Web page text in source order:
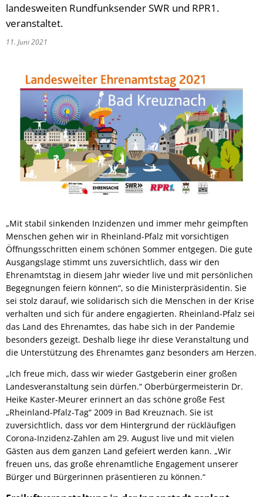
landesweiten Rundfunksender SWR und RPR1.
veranstaltet.
11. Juni 2021
„Mit stabil sinkenden Inzidenzen und immer mehr geimpften
Menschen gehen wir in Rheinland-Pfalz mit vorsichtigen
Öffnungsschritten einem schönen Sommer entgegen. Die gute
Ausgangslage stimmt uns zuversichtlich, dass wir den
Ehrenamtstag in diesem Jahr wieder live und mit persönlichen
Begegnungen feiern können“, so die Ministerpräsidentin. Sie
sei stolz darauf, wie solidarisch sich die Menschen in der Krise
verhalten und sich für andere engagierten. Rheinland-Pfalz sei
das Land des Ehrenamtes, das habe sich in der Pandemie
besonders gezeigt. Deshalb liege ihr diese Veranstaltung und
die Unterstützung des Ehrenamtes ganz besonders am Herzen.
„Ich freue mich, dass wir wieder Gastgeberin einer großen
Landesveranstaltung sein dürfen.“ Oberbürgermeisterin Dr.
Heike Kaster-Meurer erinnert an das schöne große Fest
„Rheinland-Pfalz-Tag“ 2009 in Bad Kreuznach. Sie ist
zuversichtlich, dass vor dem Hintergrund der rückläufigen
Corona-Inzidenz-Zahlen am 29. August live und mit vielen
Gästen aus dem ganzen Land gefeiert werden kann. „Wir
freuen uns, das große ehrenamtliche Engagement unserer
Bürger und Bürgerinnen präsentieren zu können.“